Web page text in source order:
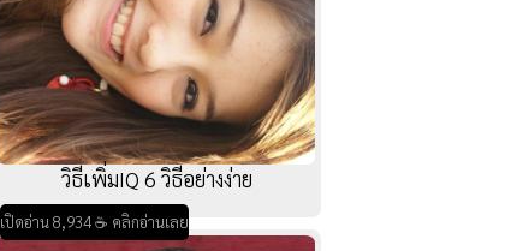
วิธีเพิ่มIQ 6 วิธีอย่างง่าย
เปิดอ่าน 8,934 ☕ คลิกอ่านเลย